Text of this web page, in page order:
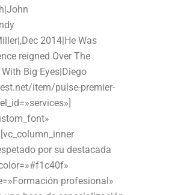
2014|He Was
reigned Over The
Big Eyes|Diego
item/pulse-premier-
por su destacada
profesional»